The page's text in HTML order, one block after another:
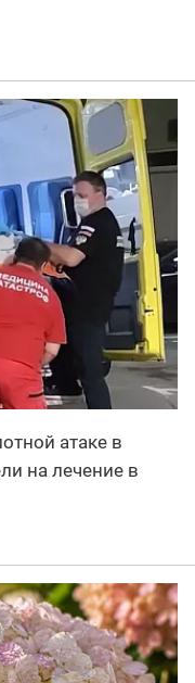
атаке в
на лечение в